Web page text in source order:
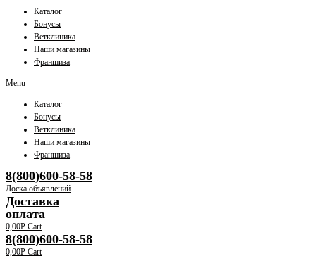
Каталог
Бонусы
Ветклиника
Наши магазины
Франшиза
Menu
Каталог
Бонусы
Ветклиника
Наши магазины
Франшиза
8(800)600-58-58
Доска объявлений
Доставка
оплата
0,00Р Cart
8(800)600-58-58
0,00Р Cart